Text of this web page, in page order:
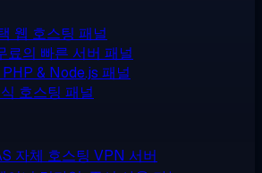
웹 호스팅 패널
료의 빠른 서버 패널
PHP & Node.js 패널
호스팅 패널
자체 호스팅 VPN 서버